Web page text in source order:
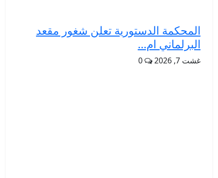
المحكمة الدستورية تعلن شغور مقعد
البرلماني ام...
غشت 7, 2026 0